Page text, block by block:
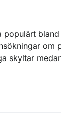
bland
om
skyltar